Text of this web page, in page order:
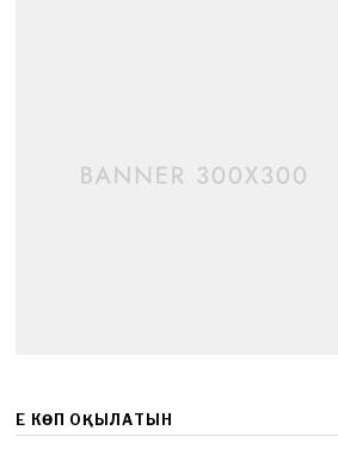
ЕҢ КӨП ОҚЫЛАТЫН